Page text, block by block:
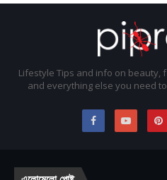
Lifestyle Tips and info on beauty,
and everything else you need